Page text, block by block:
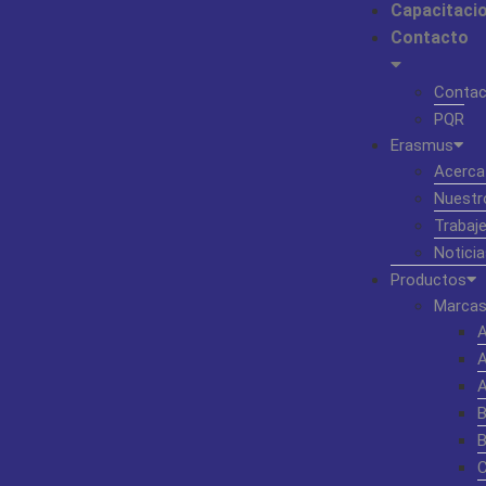
Contacto
PQR
Erasmus
Productos